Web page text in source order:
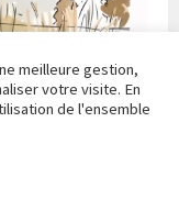
meilleure gestion,
votre visite. En
de l'ensemble